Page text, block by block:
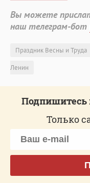
Вы можете
наш телеграм-бот
Праздник Весны и Труда
Ленин
Подпишитесь
Только